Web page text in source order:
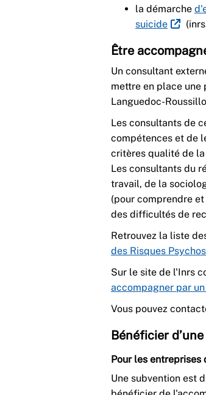
la démarche
suicide
Être
Un consultant
mettre en place une
Languedoc-
Les consultants de
compétences et de
critères qualité de
Les consultants du
travail, de la
(pour comprendre
des difficultés de
Retrouvez la liste
des Risques
Sur le site de l'Inrs
accompagner par
Vous pouvez
Bénéficier
Pour les entreprises
Une subvention est